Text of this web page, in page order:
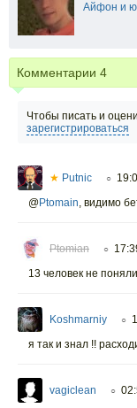
Айфон и
Комментарии 4
Чтобы писать и
зарегистрироваться
★ Putnic ○
@Ptomain, видимо
Ptomian ○
13 человек не
Koshmarniy ○
я так и знал !!
vagiclean ○